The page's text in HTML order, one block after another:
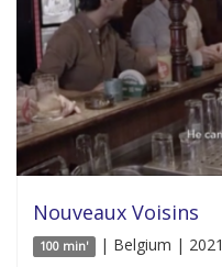
Nouveaux Voisins
100 min' | Belgium | 2021